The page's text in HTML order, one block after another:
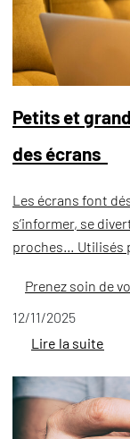
Petits et
des écrans
Les écrans font
s’informer, se
proches…
Prenez soin de
12/11/2025
Lire la suite